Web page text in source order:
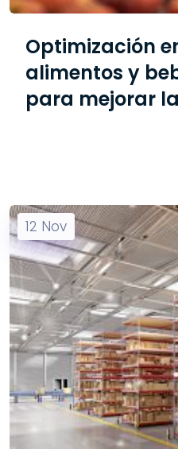
Optimización
alimentos y
para mejorar
12 Nov